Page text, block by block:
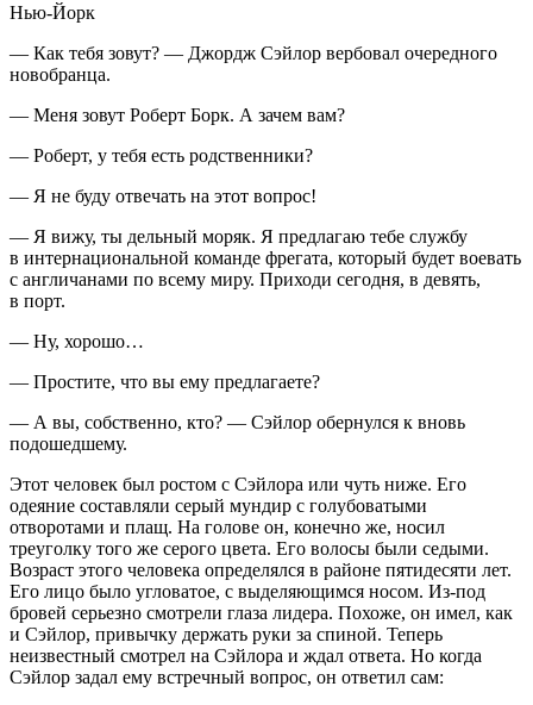
Нью-Йорк
— Как тебя зовут? — Джордж Сэйлор вербовал очередного
новобранца.
— Меня зовут Роберт Борк. А зачем вам?
— Роберт, у тебя есть родственники?
— Я не буду отвечать на этот вопрос!
— Я вижу, ты дельный моряк. Я предлагаю тебе службу
в интернациональной команде фрегата, который будет воевать
с англичанами по всему миру. Приходи сегодня, в девять,
в порт.
— Ну, хорошо…
— Простите, что вы ему предлагаете?
— А вы, собственно, кто? — Сэйлор обернулся к вновь
подошедшему.
Этот человек был ростом с Сэйлора или чуть ниже. Его
одеяние составляли серый мундир с голубоватыми
отворотами и плащ. На голове он, конечно же, носил
треуголку того же серого цвета. Его волосы были седыми.
Возраст этого человека определялся в районе пятидесяти лет.
Его лицо было угловатое, с выделяющимся носом. Из-под
бровей серьезно смотрели глаза лидера. Похоже, он имел, как
и Сэйлор, привычку держать руки за спиной. Теперь
неизвестный смотрел на Сэйлора и ждал ответа. Но когда
Сэйлор задал ему встречный вопрос, он ответил сам: